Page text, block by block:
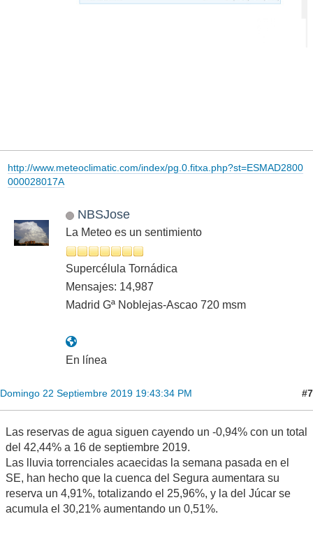
http://www.meteoclimatic.com/index/pg.0.fitxa.php?st=ESMAD2800
000028017A
NBSJose
La Meteo es un sentimiento
Supercélula Tornádica
Mensajes: 14,987
Madrid Gª Noblejas-Ascao 720 msm
En línea
Domingo 22 Septiembre 2019 19:43:34 PM #7
Las reservas de agua siguen cayendo un -0,94% con un total
del 42,44% a 16 de septiembre 2019.
Las lluvia torrenciales acaecidas la semana pasada en el
SE, han hecho que la cuenca del Segura aumentara su
reserva un 4,91%, totalizando el 25,96%, y la del Júcar se
acumula el 30,21% aumentando un 0,51%.